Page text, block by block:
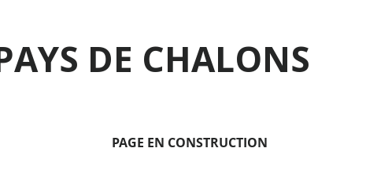
DE CHALONS
PAGE EN CONSTRUCTION